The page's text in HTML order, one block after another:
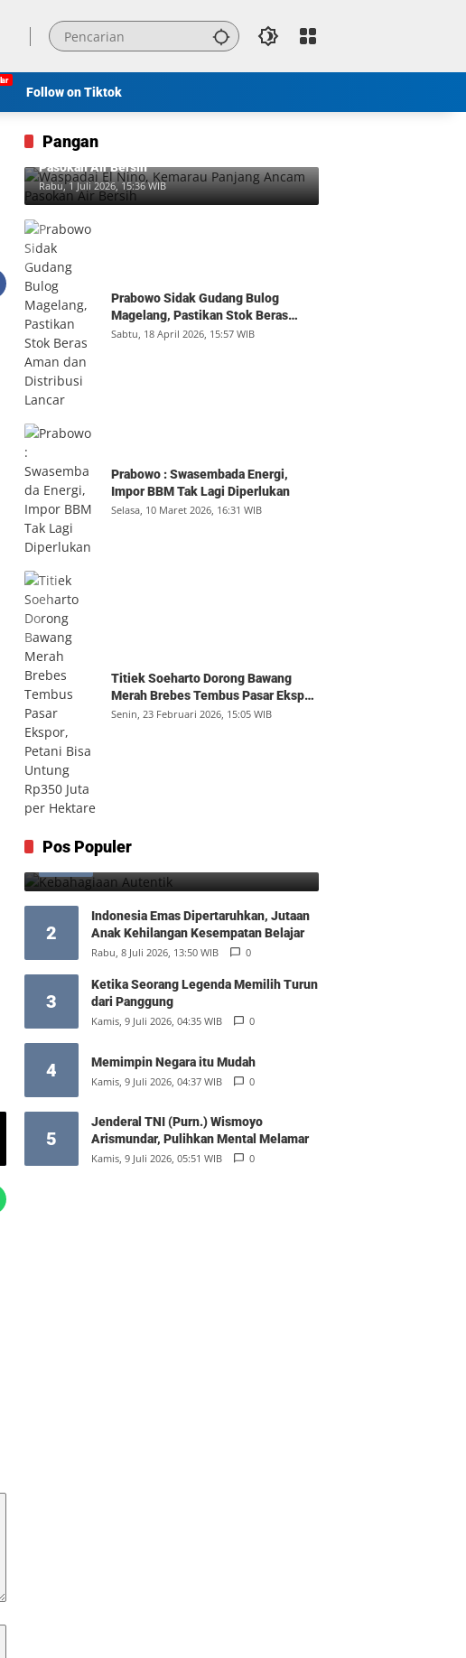
Follow on Tiktok
Pangan
Waspadai El Nino, Kemarau Panjang Ancam
Pasokan Air Bersih
Rabu, 1 Juli 2026, 15:36 WIB
Prabowo Sidak Gudang Bulog
Magelang, Pastikan Stok Beras
Aman dan Distribusi Lancar
Sabtu, 18 April 2026, 15:57 WIB
Prabowo : Swasembada Energi,
Impor BBM Tak Lagi Diperlukan
Selasa, 10 Maret 2026, 16:31 WIB
Titiek Soeharto Dorong Bawang
Merah Brebes Tembus Pasar Ekspor,
Petani Bisa Untung Rp350 Juta per
Senin, 23 Februari 2026, 15:05 WIB
Pos Populer
1 Kebahagiaan Autentik
2
Indonesia Emas Dipertaruhkan, Jutaan
Anak Kehilangan Kesempatan Belajar
Rabu, 8 Juli 2026, 13:50 WIB 0
3
Ketika Seorang Legenda Memilih Turun
dari Panggung
Kamis, 9 Juli 2026, 04:35 WIB 0
4 Memimpin Negara itu Mudah
Kamis, 9 Juli 2026, 04:37 WIB 0
5
Jenderal TNI (Purn.) Wismoyo
Arismundar, Pulihkan Mental Melamar
Kamis, 9 Juli 2026, 05:51 WIB 0